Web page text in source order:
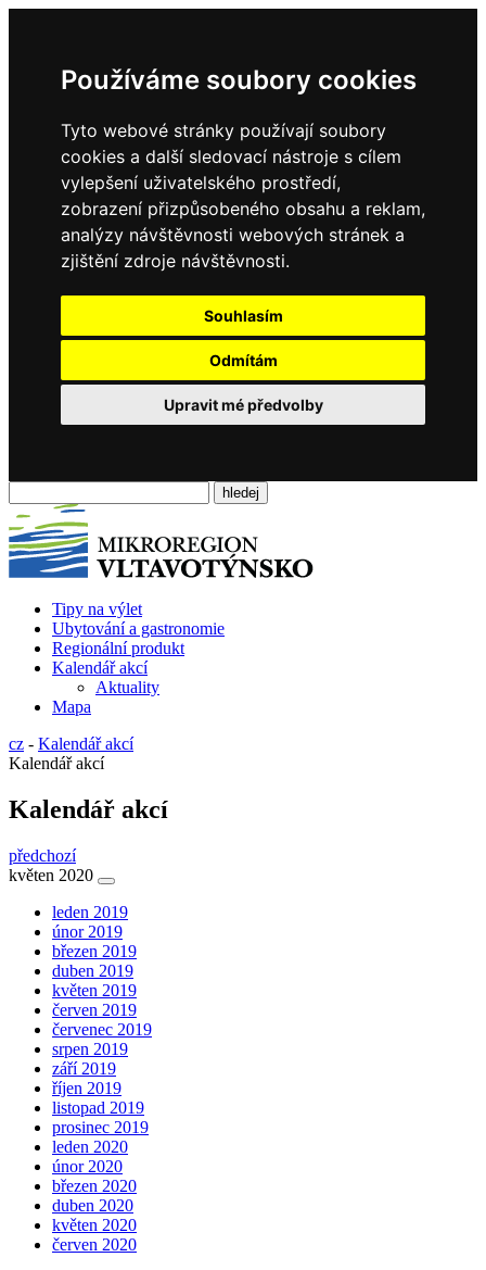
Používáme soubory cookies
Tyto webové stránky používají soubory
cookies a další sledovací nástroje s cílem
vylepšení uživatelského prostředí,
zobrazení přizpůsobeného obsahu a reklam,
analýzy návštěvnosti webových stránek a
zjištění zdroje návštěvnosti.
Souhlasím
Odmítám
Upravit mé předvolby
Tipy na výlet
Ubytování a gastronomie
Regionální produkt
Kalendář akcí
Aktuality
Mapa
cz - Kalendář akcí
Kalendář akcí
Kalendář akcí
předchozí
květen 2020
leden 2019
únor 2019
březen 2019
duben 2019
květen 2019
červen 2019
červenec 2019
srpen 2019
září 2019
říjen 2019
listopad 2019
prosinec 2019
leden 2020
únor 2020
březen 2020
duben 2020
květen 2020
červen 2020